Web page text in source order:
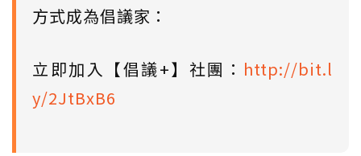
方式成為倡議家：
立即加入【倡議+】社團： http://bit.l
y/2JtBxB6